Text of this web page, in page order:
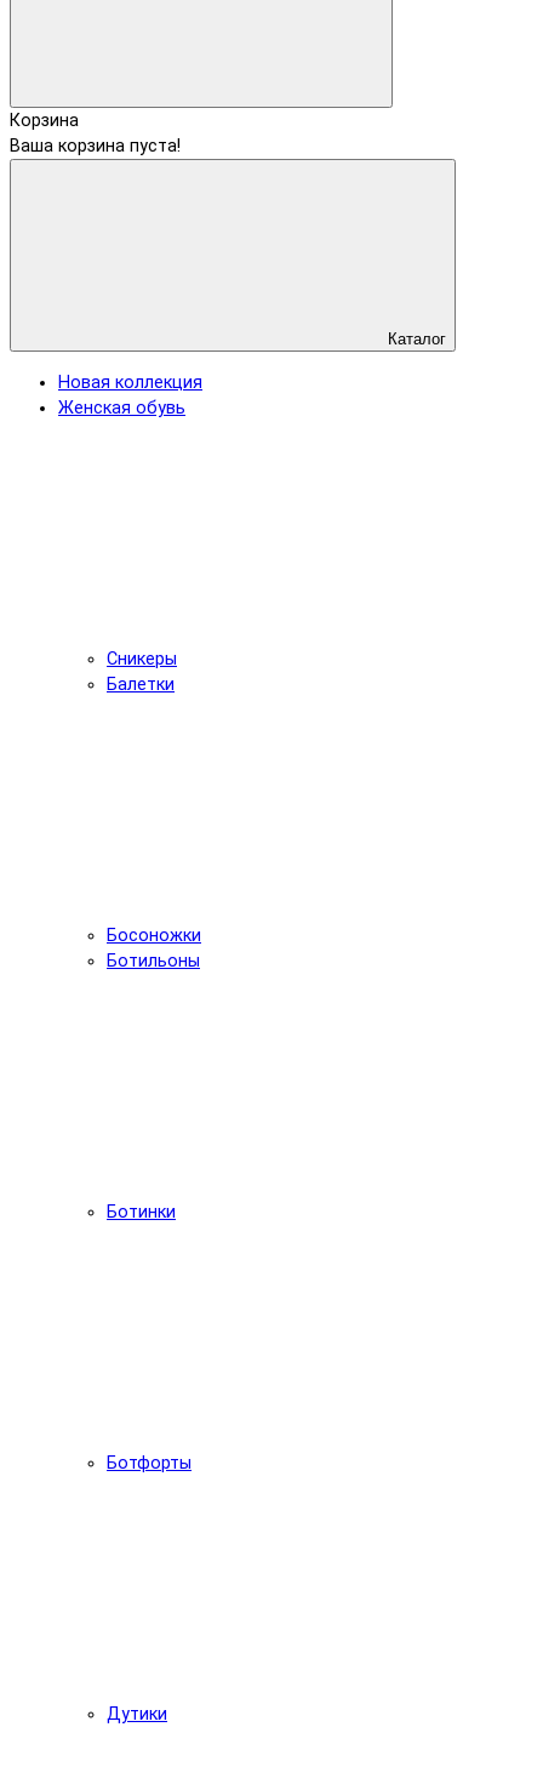
Корзина
Ваша корзина пуста!
Каталог
Новая коллекция
Женская обувь
Сникеры
Балетки
Босоножки
Ботильоны
Ботинки
Ботфорты
Дутики